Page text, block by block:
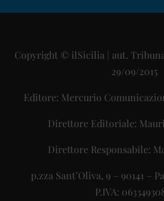
Copyright © ilSicilia | aut.
29/09/2015
Editore: Mercurio
Direttore Editoriale:
Direttore Responsabile:
p.zza Sant’Oliva, 9 – 90141 –
P.IVA: